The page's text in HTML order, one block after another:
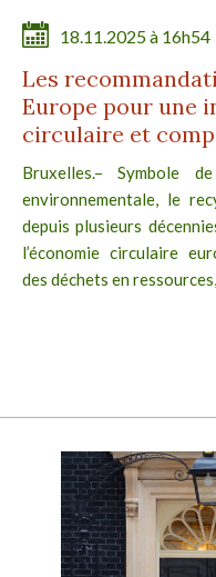
18.11.2025 à 16h54
Les
Europe pour une
circulaire et
Bruxelles.– Symbole
environnementale, le
depuis plusieurs
l’économie circulaire
des déchets en